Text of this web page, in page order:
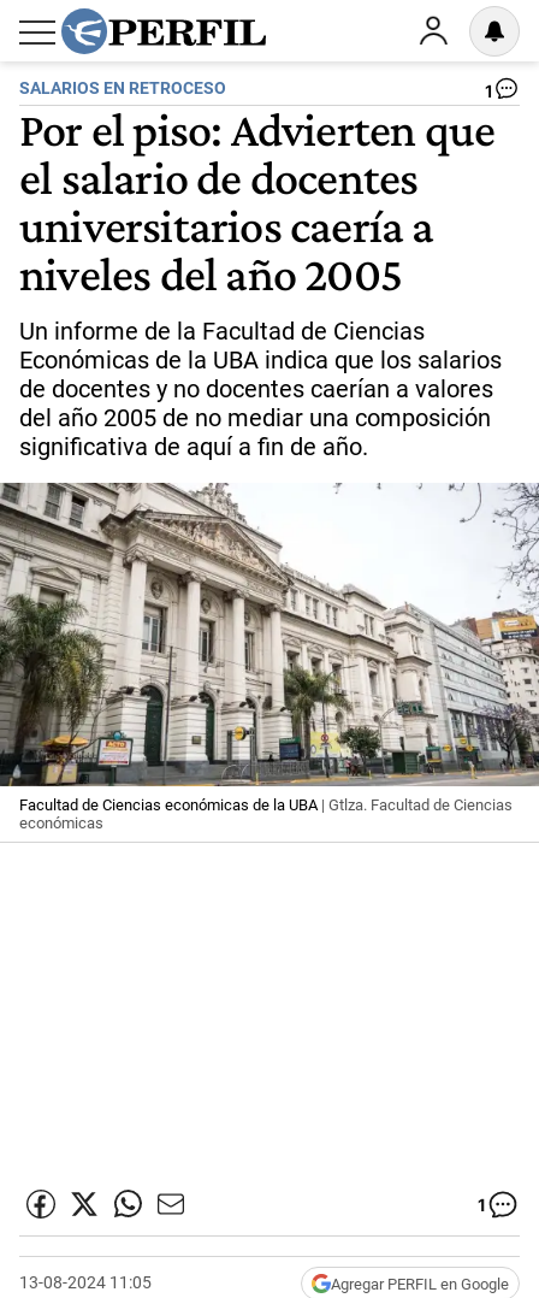
SALARIOS EN RETROCESO 1
Por el piso: Advierten que
el salario de docentes
universitarios caería a
niveles del año 2005
Un informe de la Facultad de Ciencias
Económicas de la UBA indica que los salarios
de docentes y no docentes caerían a valores
del año 2005 de no mediar una composición
significativa de aquí a fin de año.
Facultad de Ciencias económicas de la UBA| Gtlza. Facultad de Ciencias
económicas
1
13-08-2024 11:05 Agregar PERFIL en Google